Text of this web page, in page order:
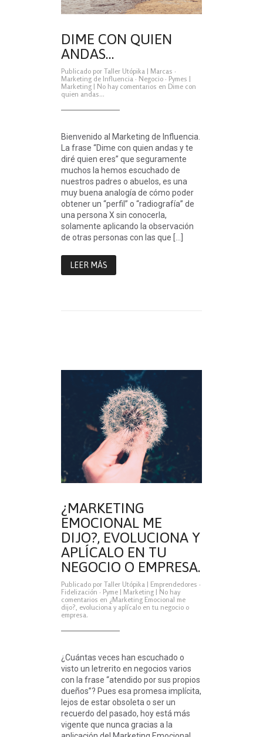
DIME CON QUIEN
ANDAS…
Publicado por Taller Utópika | Marcas ·
Marketing de Influencia · Negocio · Pymes |
Marketing | No hay comentarios en Dime con
quien andas…
Bienvenido al Marketing de Influencia.
La frase “Dime con quien andas y te
diré quien eres” que seguramente
muchos la hemos escuchado de
nuestros padres o abuelos, es una
muy buena analogía de cómo poder
obtener un “perfil” o “radiografía” de
una persona X sin conocerla,
solamente aplicando la observación
de otras personas con las que […]
LEER MÁS
¿MARKETING
EMOCIONAL ME
DIJO?, EVOLUCIONA Y
APLÍCALO EN TU
NEGOCIO O EMPRESA.
Publicado por Taller Utópika | Emprendedores ·
Fidelización · Pyme | Marketing | No hay
comentarios en ¿Marketing Emocional me
dijo?, evoluciona y aplícalo en tu negocio o
empresa.
¿Cuántas veces han escuchado o
visto un letrerito en negocios varios
con la frase “atendido por sus propios
dueños”? Pues esa promesa implícita,
lejos de estar obsoleta o ser un
recuerdo del pasado, hoy está más
vigente que nunca gracias a la